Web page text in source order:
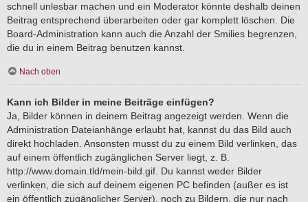
schnell unlesbar machen und ein Moderator könnte deshalb deinen
Beitrag entsprechend überarbeiten oder gar komplett löschen. Die
Board-Administration kann auch die Anzahl der Smilies begrenzen,
die du in einem Beitrag benutzen kannst.
Nach oben
Kann ich Bilder in meine Beiträge einfügen?
Ja, Bilder können in deinem Beitrag angezeigt werden. Wenn die
Administration Dateianhänge erlaubt hat, kannst du das Bild auch
direkt hochladen. Ansonsten musst du zu einem Bild verlinken, das
auf einem öffentlich zugänglichen Server liegt, z. B.
http://www.domain.tld/mein-bild.gif. Du kannst weder Bilder
verlinken, die sich auf deinem eigenen PC befinden (außer es ist
ein öffentlich zugänglicher Server), noch zu Bildern, die nur nach